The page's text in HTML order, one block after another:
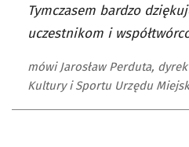
Tymczasem bardzo
uczestnikom i
mówi Jarosław Perduta,
Kultury i Sportu Urzędu